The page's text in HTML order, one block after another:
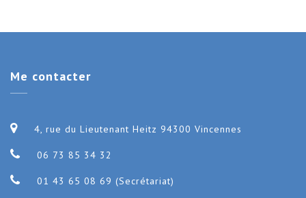
Me contacter
4, rue du Lieutenant Heitz 94300 Vincennes
06 73 85 34 32
01 43 65 08 69 (Secrétariat)